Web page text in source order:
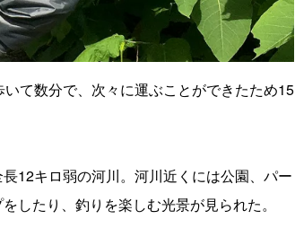
て数分で、次々に運ぶことができたため15
キロ弱の河川。河川近くには公園、パー
したり、釣りを楽しむ光景が見られた。